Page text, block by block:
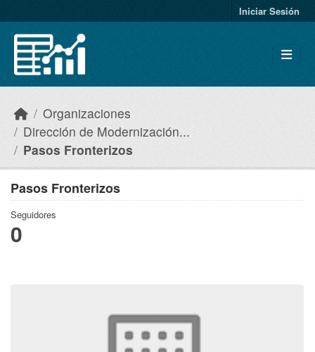
Iniciar Sesión
Organizaciones
Dirección de Modernización...
Pasos Fronterizos
Pasos Fronterizos
Seguidores
0